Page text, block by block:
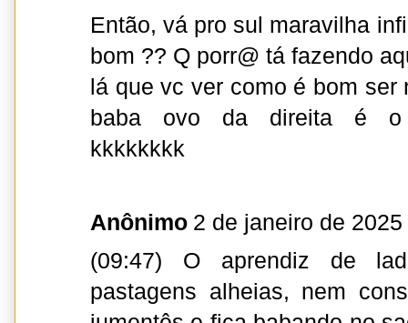
Então, vá pro sul maravilha
bom ?? Q porr@ tá fazendo
lá que vc ver como é bom ser
baba ovo da direita é o
kkkkkkkk
Anônimo 2 de janeiro de
(09:47) O aprendiz de
pastagens alheias, nem